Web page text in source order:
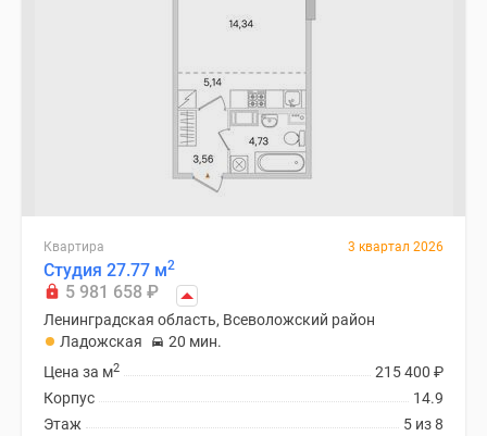
Квартира 3 квартал 2026
Студия 27.77 м2
5 981 658 ₽
Ленинградская область, Всеволожский район
Ладожская
20 мин.
215 400 ₽
Цена за м2
14.9
Корпус
5 из 8
Этаж